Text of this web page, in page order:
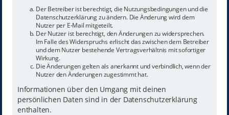
Der Betreiber ist berechtigt, die Nutzungsbedingungen und die
Datenschutzerklärung zu ändern. Die Änderung wird dem
Nutzer per E-Mail mitgeteilt.
Der Nutzer ist berechtigt, den Änderungen zu widersprechen.
Im Falle des Widerspruchs erlischt das zwischen dem Betreiber
und dem Nutzer bestehende Vertragsverhältnis mit sofortiger
Wirkung.
Die Änderungen gelten als anerkannt und verbindlich, wenn der
Nutzer den Änderungen zugestimmt hat.
Informationen über den Umgang mit deinen
persönlichen Daten sind in der Datenschutzerklärung
enthalten.